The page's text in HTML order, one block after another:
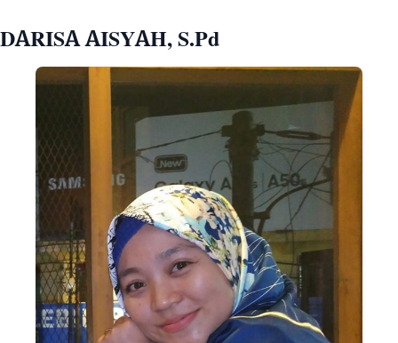
DARISA AISYAH, S.Pd